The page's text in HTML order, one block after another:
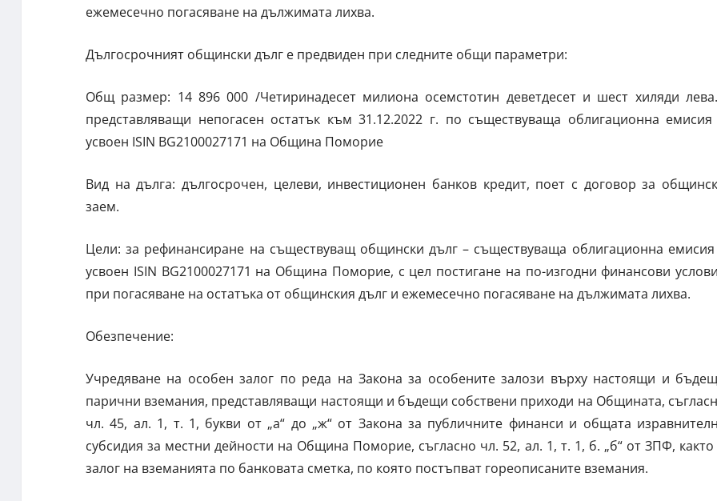
ежемесечно погасяване на дължимата лихва.
Дългосрочният общински дълг е предвиден при следните общи параметри:
Общ размер: 14 896 000 /Четиринадесет милиона осемстотин деветдесет и шест хиляди
представляващи непогасен остатък към 31.12.2022 г. по съществуваща облигационна
усвоен ISIN BG2100027171 на Община Поморие
Вид на дълга: дългосрочен, целеви, инвестиционен банков кредит, поет с договор за
заем.
Цели: за рефинансиране на съществуващ общински дълг – съществуваща облигационна
усвоен ISIN BG2100027171 на Община Поморие, с цел постигане на по-изгодни финансови
при погасяване на остатъка от общинския дълг и ежемесечно погасяване на дължимата лихва.
Обезпечение:
Учредяване на особен залог по реда на Закона за особените залози върху настоящи и
парични вземания, представляващи настоящи и бъдещи собствени приходи на Общината,
чл. 45, ал. 1, т. 1, букви от „а“ до „ж“ от Закона за публичните финанси и общата
субсидия за местни дейности на Община Поморие, съгласно чл. 52, ал. 1, т. 1, б. „б“ от ЗПФ,
залог на вземанията по банковата сметка, по която постъпват гореописаните вземания.